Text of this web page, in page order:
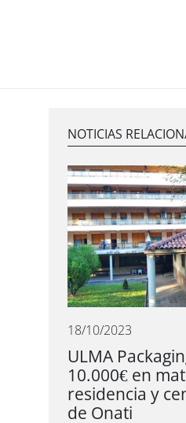
NOTICIAS
18/10/2023
ULMA
10.000€ en
residencia y
de Onati